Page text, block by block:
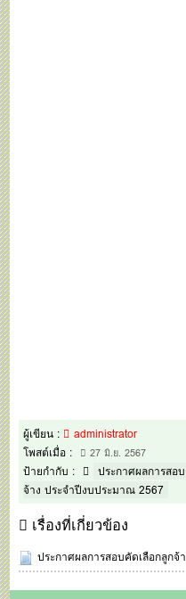
ผู้เขียน :
administrator
โพสต์เมื่อ :
27 มิ.ย. 2567
ป้ายกำกับ :
ประกาศผลการสอ
จ้าง ประจำปีงบประมาณ 2567
เรื่องที่เกี่ยวข้อง
ประกาศผลการสอบคัดเลือกลูกจ้างชั่วค